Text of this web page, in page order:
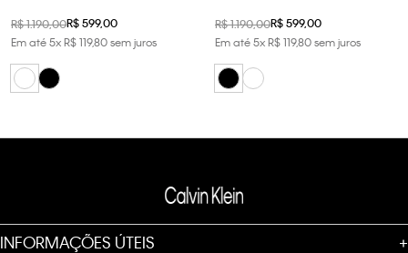
R$1.190,00R$599,00
Em até5xR$119,80sem juros
R$1.190,00R$599,00
Em até5xR$119,80sem juros
INFORMAÇÕES ÚTEIS +